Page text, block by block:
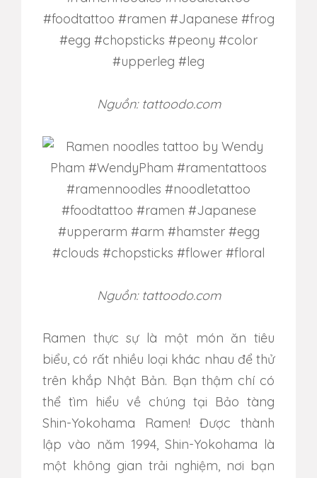
Nguồn: tattoodo.com
Nguồn: tattoodo.com
Ramen thực sự là một món ăn tiêu
biểu, có rất nhiều loại khác nhau để thử
trên khắp Nhật Bản. Bạn thậm chí có
thể tìm hiểu về chúng tại Bảo tàng
Shin-Yokohama Ramen! Được thành
lập vào năm 1994, Shin-Yokohama là
một không gian trải nghiệm, nơi bạn